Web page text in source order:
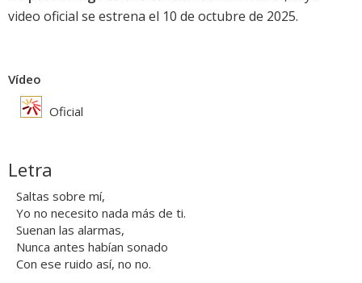
video oficial se estrena el 10 de octubre de 2025.
Vídeo
Oficial
Letra
Saltas sobre mí,
Yo no necesito nada más de ti.
Suenan las alarmas,
Nunca antes habían sonado
Con ese ruido así, no no.